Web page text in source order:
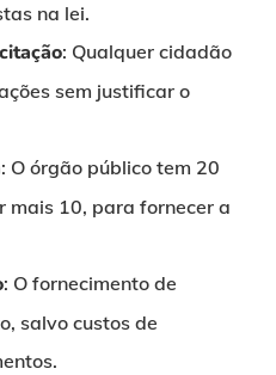
na lei.
: Qualquer cidadão
sem justificar o
: O órgão público tem 20
mais 10, para fornecer a
: O fornecimento de
salvo custos de